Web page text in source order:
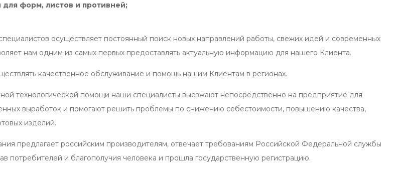
форм, листов и противней;
осуществляет постоянный поиск новых направлений работы, свежих идей и современных
нам одним из самых первых предоставлять актуальную информацию для нашего Клиента.
качественное обслуживание и помощь нашим Клиентам в регионах.
технологической помощи наши специалисты выезжают непосредственно на предприятие для
выработок и помогают решить проблемы по снижению себестоимости, повышению качества,
изделий.
предлагает российским производителям, отвечает требованиям Российской Федеральной службы
потребителей и благополучия человека и прошла государственную регистрацию.